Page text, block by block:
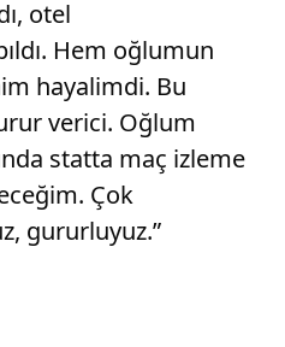
otel
Hem oğlumun
hayalimdi. Bu
verici. Oğlum
statta maç izleme
Çok
gururluyuz.”